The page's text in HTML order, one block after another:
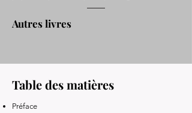
Autres livres
Table des matières
Préface